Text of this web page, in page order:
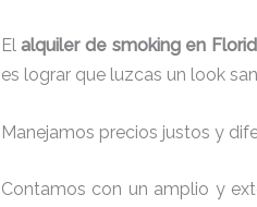
Elalquiler de smoking en
es lograr que luzcas un look
Manejamos precios justos y
Contamos con un amplio y